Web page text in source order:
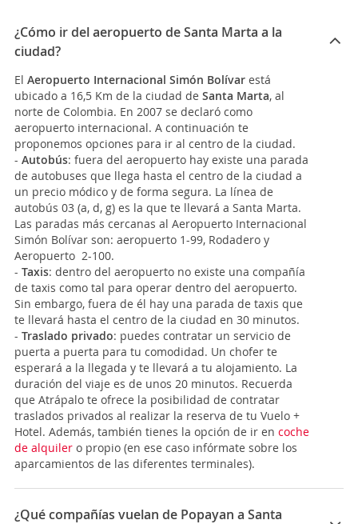
¿Cómo ir del aeropuerto de Santa Marta a la
ciudad?
El Aeropuerto Internacional Simón Bolívar está
ubicado a 16,5 Km de la ciudad de Santa Marta, al
norte de Colombia. En 2007 se declaró como
aeropuerto internacional. A continuación te
proponemos opciones para ir al centro de la ciudad.
- Autobús: fuera del aeropuerto hay existe una parada
de autobuses que llega hasta el centro de la ciudad a
un precio módico y de forma segura. La línea de
autobús 03 (a, d, g) es la que te llevará a Santa Marta.
Las paradas más cercanas al Aeropuerto Internacional
Simón Bolívar son: aeropuerto 1-99, Rodadero y
Aeropuerto 2-100.
- Taxis: dentro del aeropuerto no existe una compañía
de taxis como tal para operar dentro del aeropuerto.
Sin embargo, fuera de él hay una parada de taxis que
te llevará hasta el centro de la ciudad en 30 minutos.
- Traslado privado: puedes contratar un servicio de
puerta a puerta para tu comodidad. Un chofer te
esperará a la llegada y te llevará a tu alojamiento. La
duración del viaje es de unos 20 minutos. Recuerda
que Atrápalo te ofrece la posibilidad de contratar
traslados privados al realizar la reserva de tu Vuelo +
Hotel. Además, también tienes la opción de ir en coche
de alquiler o propio (en ese caso infórmate sobre los
aparcamientos de las diferentes terminales).
¿Qué compañías vuelan de Popayan a Santa